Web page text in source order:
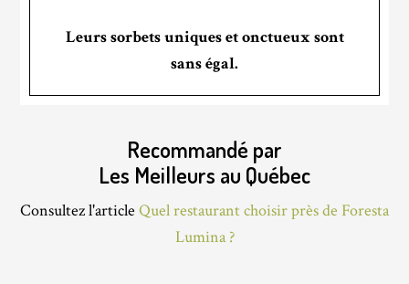
Leurs sorbets uniques et onctueux sont
sans égal.
Recommandé par
Les Meilleurs au Québec
Consultez l'article Quel restaurant choisir près de Foresta
Lumina ?